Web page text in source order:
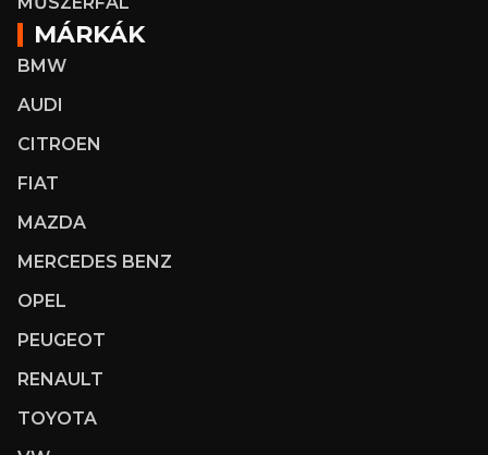
MÁRKÁK
BMW
AUDI
CITROEN
FIAT
MAZDA
MERCEDES BENZ
OPEL
PEUGEOT
RENAULT
TOYOTA